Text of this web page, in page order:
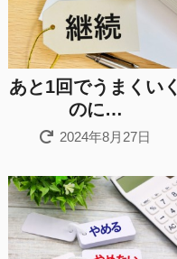
あと1回でうまくいく
のに…
2024年8月27日